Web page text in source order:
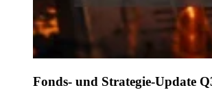
Fonds- und Strategie-Update